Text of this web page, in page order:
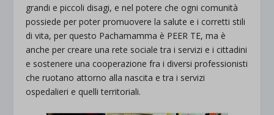
grandi e piccoli disagi, e nel potere che ogni comunità
possiede per poter promuovere la salute e i corretti stili
di vita, per questo Pachamamma è PEER TE, ma è
anche per creare una rete sociale tra i servizi e i cittadini
e sostenere una cooperazione fra i diversi professionisti
che ruotano attorno alla nascita e tra i servizi
ospedalieri e quelli territoriali.